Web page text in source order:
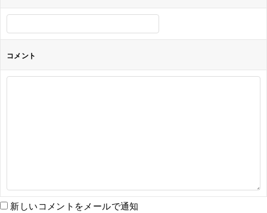
コメント
新しいコメントをメールで通知